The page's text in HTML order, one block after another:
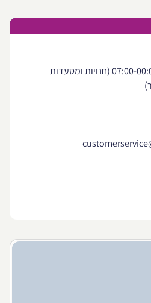
בכל ימות השבוע 07:00-00:00 (חנויות ומסעדות